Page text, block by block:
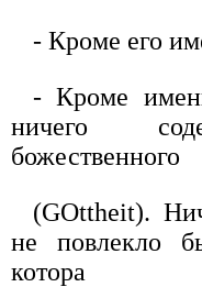
- Кроме его
- Кроме
ничего
божественного
(GOttheit).
не повлекло
котора